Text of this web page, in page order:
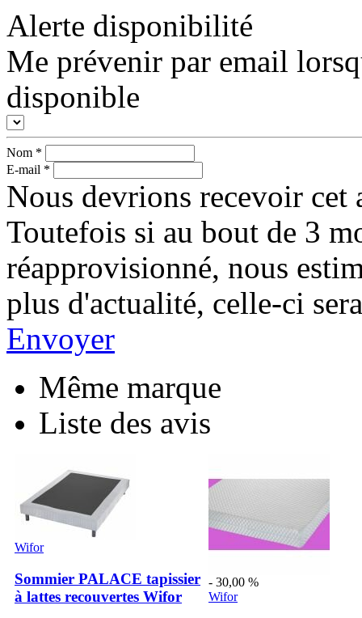
Alerte disponibilité
Me prévenir par email
disponible
Nom *
E-mail *
Nous devrions recevoir cet
Toutefois si au bout de 3
réapprovisionné, nous
plus d'actualité, celle-ci
Envoyer
Même marque
Liste des avis
Wifor
Sommier PALACE tapissier
à lattes recouvertes Wifor
- 30,00 %
Wifor